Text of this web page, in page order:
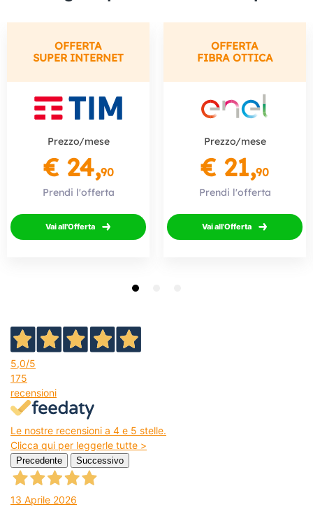
OFFERTA
SUPER INTERNET
Prezzo/mese
€ 24,90
Prendi l'offerta
Vai all'Offerta
OFFERTA
FIBRA OTTICA
Prezzo/mese
€ 21,90
Prendi l'offerta
Vai all'Offerta
5,0/5
175
recensioni
Le nostre recensioni a 4 e 5 stelle.
Clicca qui per leggerle tutte >
Precedente Successivo
13 Aprile 2026